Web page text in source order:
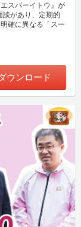
スパーイトウ』が
談があり、定期的
確に異なる「スー
ウンロード